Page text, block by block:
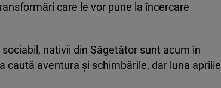
care le vor pune la încercare
nativii din Săgetător sunt acum în
aventura și schimbările, dar luna aprilie